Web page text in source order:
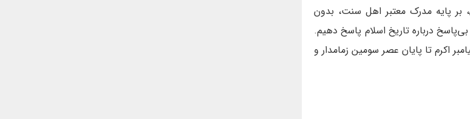
بر پایه مدرک معتبر اهل سنت، بدون
درباره تاریخ اسلام پاسخ دهیم.
اکرم تا پایان عصر سومین زمامدار و